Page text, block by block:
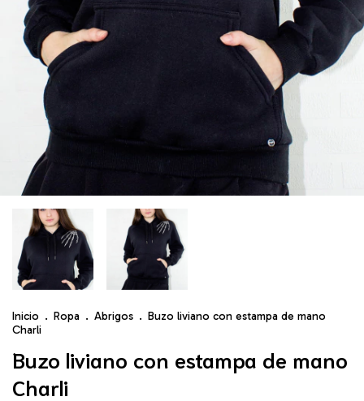
Inicio . Ropa . Abrigos . Buzo liviano con estampa de mano
Charli
Buzo liviano con estampa de mano
Charli